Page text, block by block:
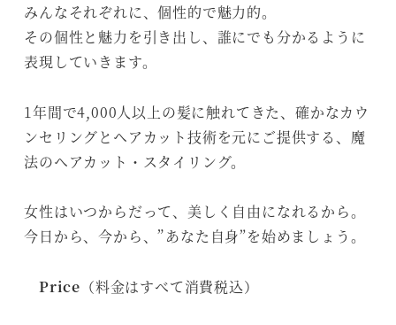
みんなそれぞれに、個性的で魅力的。
その個性と魅力を引き出し、誰にでも分かるように
表現していきます。
1年間で4,000人以上の髪に触れてきた、確かなカウ
ンセリングとヘアカット技術を元にご提供する、魔
法のヘアカット・スタイリング。
女性はいつからだって、美しく自由になれるから。
今日から、今から、”あなた自身”を始めましょう。
Price （料金はすべて消費税込）